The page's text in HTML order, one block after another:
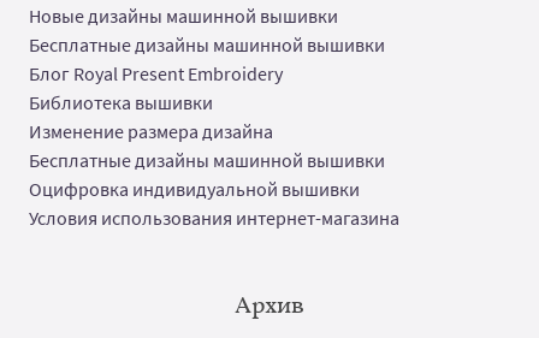
Новые дизайны машинной вышивки
Бесплатные дизайны машинной вышивки
Блог Royal Present Embroidery
Библиотека вышивки
Изменение размера дизайна
Бесплатные дизайны машинной вышивки
Оцифровка индивидуальной вышивки
Условия использования интернет-магазина
Архив